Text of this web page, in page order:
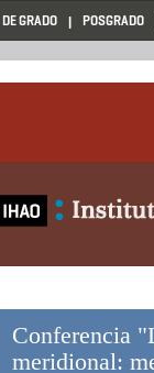
GRADO POSGRADO
Conferencia
meridional: